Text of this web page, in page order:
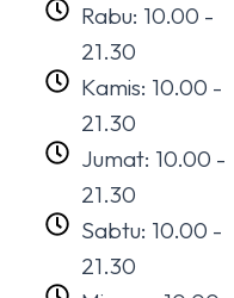
Rabu: 10.00 -
21.30
Kamis: 10.00 -
21.30
Jumat: 10.00 -
21.30
Sabtu: 10.00 -
21.30